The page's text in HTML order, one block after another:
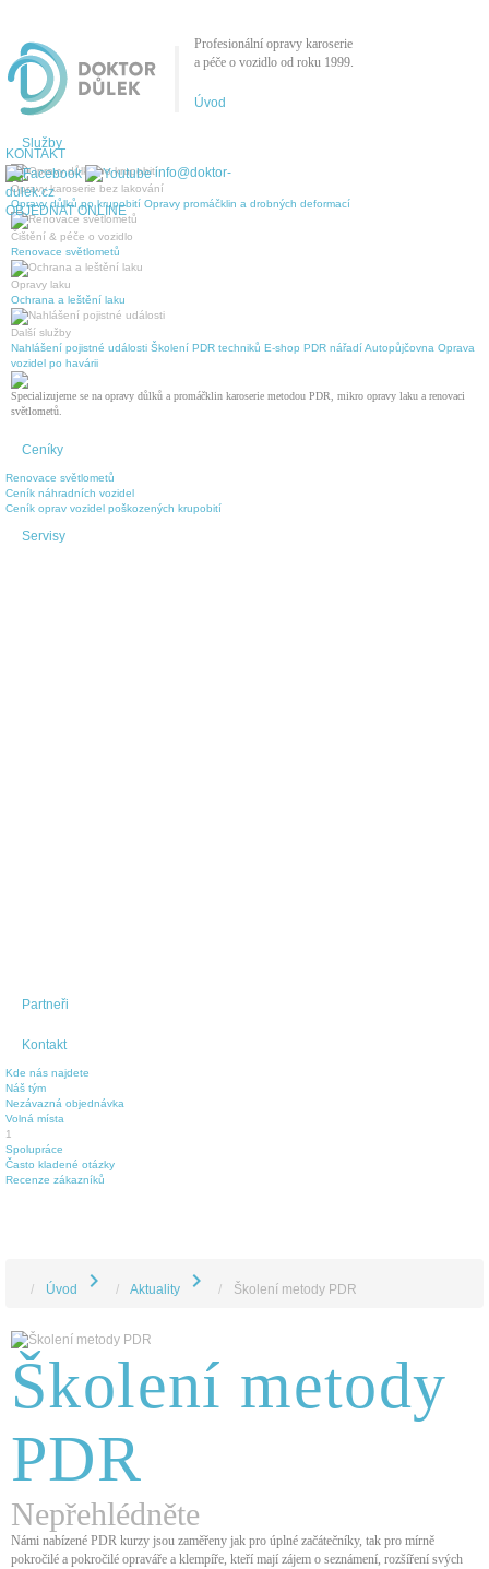
Profesionální opravy karoserie
a péče o vozidlo od roku 1999.
Úvod
Služby
Opravy karoserie bez lakování
Opravy důlků po krupobití Opravy promáčklin a drobných deformací
Čištění & péče o vozidlo
Renovace světlometů
Opravy laku
Ochrana a leštění laku
Další služby
Nahlášení pojistné události Školení PDR techniků E-shop PDR nářadíAutopůjčovna Oprava
vozidel po havárii
Specializujeme se na opravy důlků a promáčklin karoserie metodou PDR, mikro opravy laku a renovaci
světlometů.
Ceníky
Renovace světlometů
Ceník náhradních vozidel
Ceník oprav vozidel poškozených krupobití
Servisy
Partneři
Kontakt
Kde nás najdete
Náš tým
Nezávazná objednávka
Volná místa
1
Spolupráce
Často kladené otázky
Recenze zákazníků
KONTAKT
info@doktor-
dulek.cz
OBJEDNAT ONLINE
Úvod chevron_right Aktuality chevron_right Školení metody PDR
Školení metody
PDR
Nepřehlédněte
Námi nabízené PDR kurzy jsou zaměřeny jak pro úplné začátečníky, tak pro mírně
pokročilé a pokročilé opraváře a klempíře, kteří mají zájem o seznámení, rozšíření svých